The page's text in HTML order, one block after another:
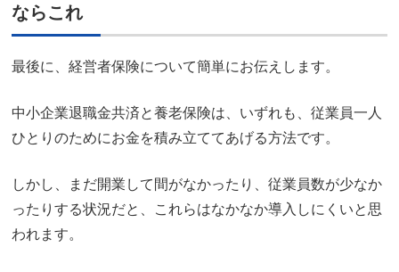
ならこれ
最後に、経営者保険について簡単にお伝えします。
中小企業退職金共済と養老保険は、いずれも、従業員一人
ひとりのためにお金を積み立ててあげる方法です。
しかし、まだ開業して間がなかったり、従業員数が少なか
ったりする状況だと、これらはなかなか導入しにくいと思
われます。